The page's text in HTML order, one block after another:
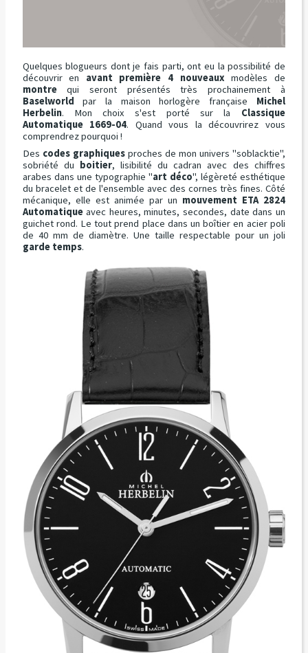
Quelques blogueurs dont je fais parti, ont eu la possibilité de
découvrir en avant première 4 nouveaux modèles de
montrequi seront présentés très prochainement à
Baselworld par la maison horlogère française Michel
Herbelin. Mon choix s'est porté sur la Classique
Automatique 1669-04. Quand vous la découvrirez vous
comprendrez pourquoi !
Des codes graphiquesproches de mon univers "soblacktie",
sobriété du boitier, lisibilité du cadran avec des chiffres
arabes dans une typographie "art déco", légèreté esthétique
du bracelet et de l'ensemble avec des cornes très fines. Côté
mécanique, elle est animée par un mouvement ETA 2824
Automatiqueavec heures, minutes, secondes, date dans un
guichet rond. Le tout prend place dans un boîtier en acier poli
de 40 mm de diamètre. Une taille respectable pour un joli
garde temps.